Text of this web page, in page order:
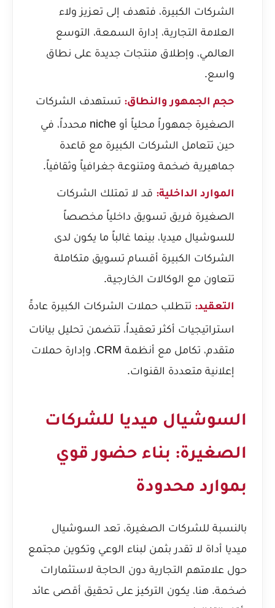
الشركات الكبيرة، فتهدف إلى تعزيز ولاء
العلامة التجارية، إدارة السمعة، التوسع
العالمي، وإطلاق منتجات جديدة على نطاق
واسع.
حجم الجمهور والنطاق: تستهدف الشركات
الصغيرة جمهوراً محلياً أو niche محدداً، في
حين تتعامل الشركات الكبيرة مع قاعدة
جماهيرية ضخمة ومتنوعة جغرافياً وثقافياً.
الموارد الداخلية: قد لا تمتلك الشركات
الصغيرة فريق تسويق داخلياً مخصصاً
للسوشيال ميديا، بينما غالباً ما يكون لدى
الشركات الكبيرة أقسام تسويق متكاملة
تتعاون مع الوكالات الخارجية.
التعقيد: تتطلب حملات الشركات الكبيرة عادةً
استراتيجيات أكثر تعقيداً، تتضمن تحليل بيانات
متقدم، تكامل مع أنظمة CRM، وإدارة حملات
إعلانية متعددة القنوات.
السوشيال ميديا للشركات
الصغيرة: بناء حضور قوي
بموارد محدودة
بالنسبة للشركات الصغيرة، تعد السوشيال
ميديا أداة لا تقدر بثمن لبناء الوعي وتكوين مجتمع
حول علامتهم التجارية دون الحاجة لاستثمارات
ضخمة. هنا، يكون التركيز على تحقيق أقصى عائد